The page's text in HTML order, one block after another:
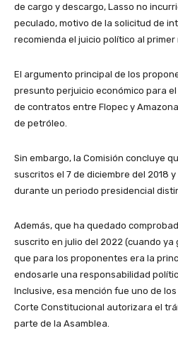
de cargo y descargo, Lasso no
peculado, motivo de la solicitud de
recomienda el juicio político al primer
El argumento principal de los
presunto perjuicio económico para
de contratos entre Flopec y
de petróleo.
Sin embargo, la Comisión concluye
suscritos el 7 de diciembre del 2018
durante un periodo presidencial
Además, que ha quedado
suscrito en julio del 2022 (cuando
que para los proponentes era la
endosarle una responsabilidad
Inclusive, esa mención fue uno de
Corte Constitucional autorizara el
parte de la Asamblea.